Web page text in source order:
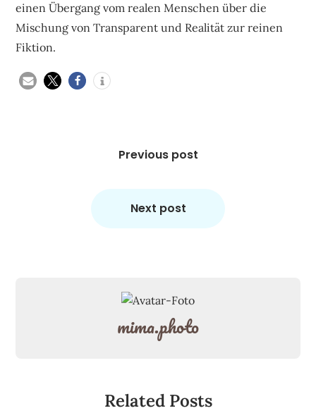
einen Übergang vom realen Menschen über die
Mischung von Transparent und Realität zur reinen
Fiktion.
Previous post
Next post
mima.photo
Related Posts